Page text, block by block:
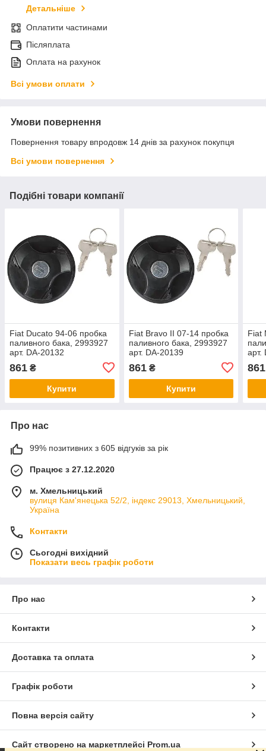
Детальніше
Оплатити частинами
Післяплата
Оплата на рахунок
Всі умови оплати
Умови повернення
Повернення товару впродовж 14 днів за рахунок покупця
Всі умови повернення
Подібні товари компанії
Fiat Ducato 94-06 пробка
паливного бака, 2993927
арт. DA-20132
861 ₴
Купити
Fiat Bravo II 07-14 пробка
паливного бака, 2993927
арт. DA-20139
861₴
Купити
Fiat
арт.
861
Про нас
99% позитивних з 605 відгуків за рік
Працює з 27.12.2020
м. Хмельницький
вулиця Кам'янецька 52/2, індекс 29013, Хмельницький,
Україна
Контакти
Сьогодні вихідний
Показати весь графік роботи
Про нас
Контакти
Доставка та оплата
Графік роботи
Повна версія сайту
Сайт створено на маркетплейсі Prom.ua